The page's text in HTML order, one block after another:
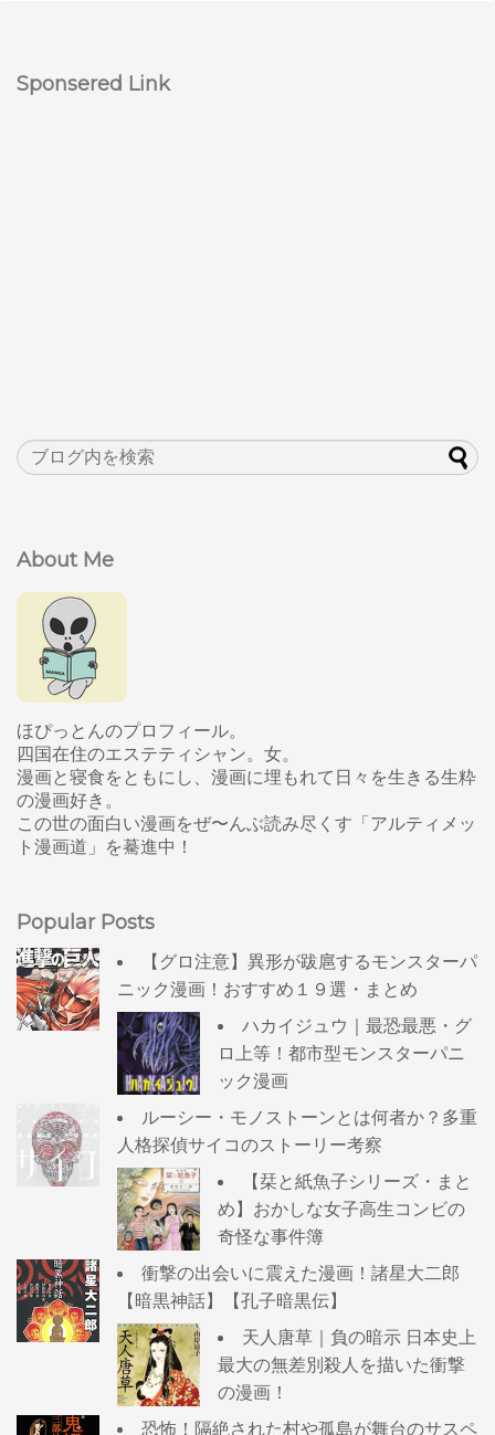
Sponsered Link
About Me
ほぴっとんのプロフィール。
四国在住のエステティシャン。女。
漫画と寝食をともにし、漫画に埋もれて日々を生きる生粋
の漫画好き。
この世の面白い漫画をぜ〜んぶ読み尽くす「アルティメッ
ト漫画道」を驀進中！
Popular Posts
【グロ注意】異形が跋扈するモンスターパ
ニック漫画！おすすめ１９選・まとめ
ハカイジュウ｜最恐最悪・グ
ロ上等！都市型モンスターパニ
ック漫画
ルーシー・モノストーンとは何者か？多重
人格探偵サイコのストーリー考察
【栞と紙魚子シリーズ・まと
め】おかしな女子高生コンビの
奇怪な事件簿
衝撃の出会いに震えた漫画！諸星大二郎
【暗黒神話】【孔子暗黒伝】
天人唐草｜負の暗示 日本史上
最大の無差別殺人を描いた衝撃
の漫画！
恐怖！隔絶された村や孤島が舞台のサスペ